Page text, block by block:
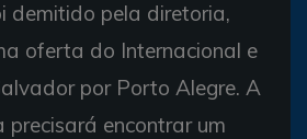
demitido pela diretoria,
oferta do Internacional e
por Porto Alegre. A
encontrar um